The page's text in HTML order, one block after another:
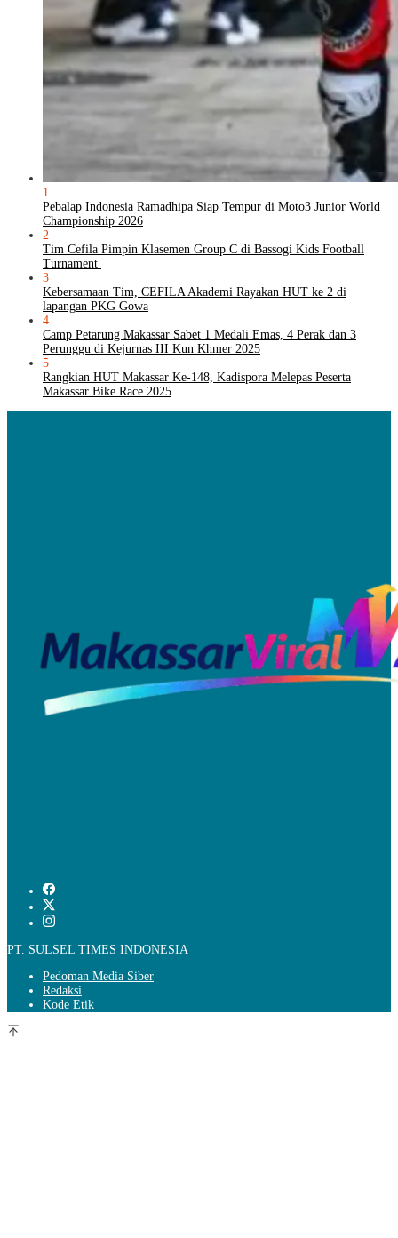
1
Pebalap Indonesia Ramadhipa Siap Tempur di Moto3 Junior World
Championship 2026
2
Tim Cefila Pimpin Klasemen Group C di Bassogi Kids Football
Turnament
3
Kebersamaan Tim, CEFILA Akademi Rayakan HUT ke 2 di
lapangan PKG Gowa
4
Camp Petarung Makassar Sabet 1 Medali Emas, 4 Perak dan 3
Perunggu di Kejurnas III Kun Khmer 2025
5
Rangkian HUT Makassar Ke-148, Kadispora Melepas Peserta
Makassar Bike Race 2025
PT. SULSEL TIMES INDONESIA
Pedoman Media Siber
Redaksi
Kode Etik